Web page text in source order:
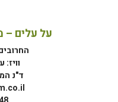
על עלים –
החרובים 8, מושב
ד"נ